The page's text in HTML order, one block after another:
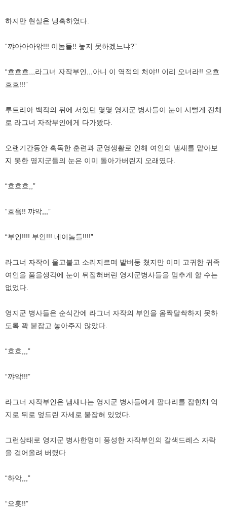
하지만 현실은 냉혹하였다.
“꺄아아아앆!!! 이놈들!! 놓지 못하겠느냐?”
“흐흐흐,,,라그너 자작부인,,,아니 이 역적의 처야!! 이리 오너라!! 으흐
흐흐!!!”
루트리아 백작의 뒤에 서있던 몇몇 영지군 병사들이 눈이 시뻘게 진채
로 라그너 자작부인에게 다가왔다.
오랜기간동안 혹독한 훈련과 군영생활로 인해 여인의 냄새를 맡아보
지 못한 영지군들의 눈은 이미 돌아가버린지 오래였다.
“흐흐흐,,”
“흐읔!! 꺄악,,,”
“부인!!!! 부인!!! 네이놈들!!!!”
라그너 자작이 울고불고 소리지르며 발버둥 쳤지만 이미 고귀한 귀족
여인을 품을생각에 눈이 뒤집혀버린 영지군병사들을 멈추게 할 수는
없었다.
영지군 병사들은 순식간에 라그너 자작의 부인을 옴짝달싹하지 못하
도록 꽉 붙잡고 놓아주지 않았다.
“흐흐,,,”
“꺄악!!!”
라그너 자작부인은 냄새나는 영지군 병사들에게 팔다리를 잡힌채 억
지로 뒤로 엎드린 자세로 붙잡혀 있었다.
그런상태로 영지군 병사한명이 풍성한 자작부인의 갈색드레스 자락
을 걷어올려 버렸다
“하악,,,”
“으흣!!”